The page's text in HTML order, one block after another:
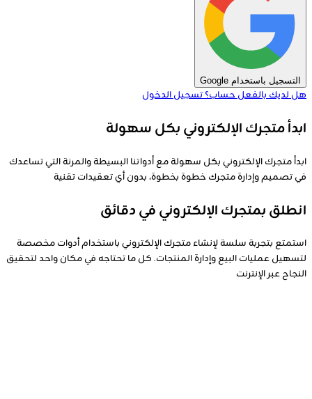
التسجيل باستخدام Google
هل لديك بالفعل حساب؟تسجيل الدخول
ابدأ متجرك الإلكتروني بكل سهولة
ابدأ متجرك الإلكتروني بكل سهولة مع أدواتنا البسيطة والمرنة التي تساعدك
في تصميم وإدارة متجرك خطوة بخطوة، بدون أي تعقيدات تقنية
انطلق بمتجرك الإلكتروني في دقائق
استمتع بتجربة سلسة لإنشاء متجرك الإلكتروني باستخدام أدوات مخصصة
لتسهيل عمليات البيع وإدارة المنتجات. كل ما تحتاجه في مكان واحد لتحقيق
النجاح عبر الإنترنت